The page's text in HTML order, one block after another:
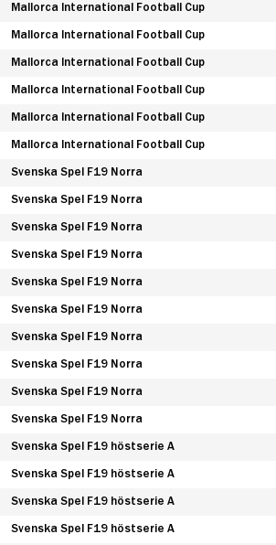
Mallorca International Football Cup
Mallorca International Football Cup
Mallorca International Football Cup
Mallorca International Football Cup
Mallorca International Football Cup
Mallorca International Football Cup
Svenska Spel F19 Norra
Svenska Spel F19 Norra
Svenska Spel F19 Norra
Svenska Spel F19 Norra
Svenska Spel F19 Norra
Svenska Spel F19 Norra
Svenska Spel F19 Norra
Svenska Spel F19 Norra
Svenska Spel F19 Norra
Svenska Spel F19 Norra
Svenska Spel F19 höstserie A
Svenska Spel F19 höstserie A
Svenska Spel F19 höstserie A
Svenska Spel F19 höstserie A